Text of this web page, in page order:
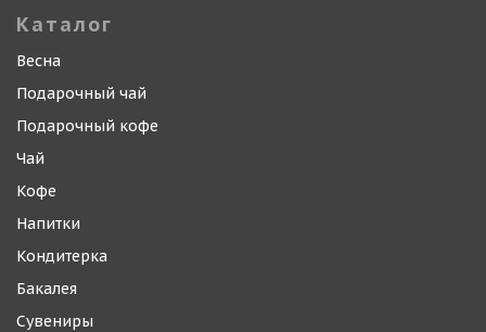
Каталог
Весна
Подарочный чай
Подарочный кофе
Чай
Кофе
Напитки
Кондитерка
Бакалея
Сувениры